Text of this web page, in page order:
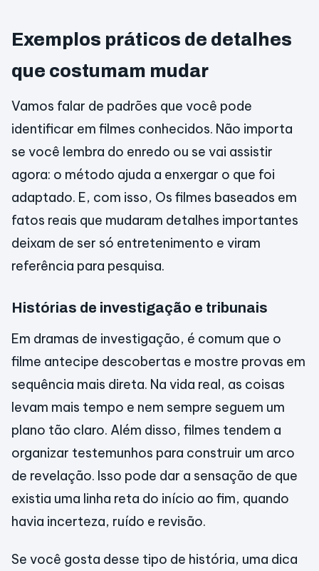
Exemplos práticos de detalhes
que costumam mudar
Vamos falar de padrões que você pode
identificar em filmes conhecidos. Não importa
se você lembra do enredo ou se vai assistir
agora: o método ajuda a enxergar o que foi
adaptado. E, com isso, Os filmes baseados em
fatos reais que mudaram detalhes importantes
deixam de ser só entretenimento e viram
referência para pesquisa.
Histórias de investigação e tribunais
Em dramas de investigação, é comum que o
filme antecipe descobertas e mostre provas em
sequência mais direta. Na vida real, as coisas
levam mais tempo e nem sempre seguem um
plano tão claro. Além disso, filmes tendem a
organizar testemunhos para construir um arco
de revelação. Isso pode dar a sensação de que
existia uma linha reta do início ao fim, quando
havia incerteza, ruído e revisão.
Se você gosta desse tipo de história, uma dica